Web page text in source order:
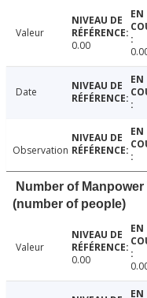
Valeur
0.00
Date
Observation
Number of
(number of people)
Valeur
0.00